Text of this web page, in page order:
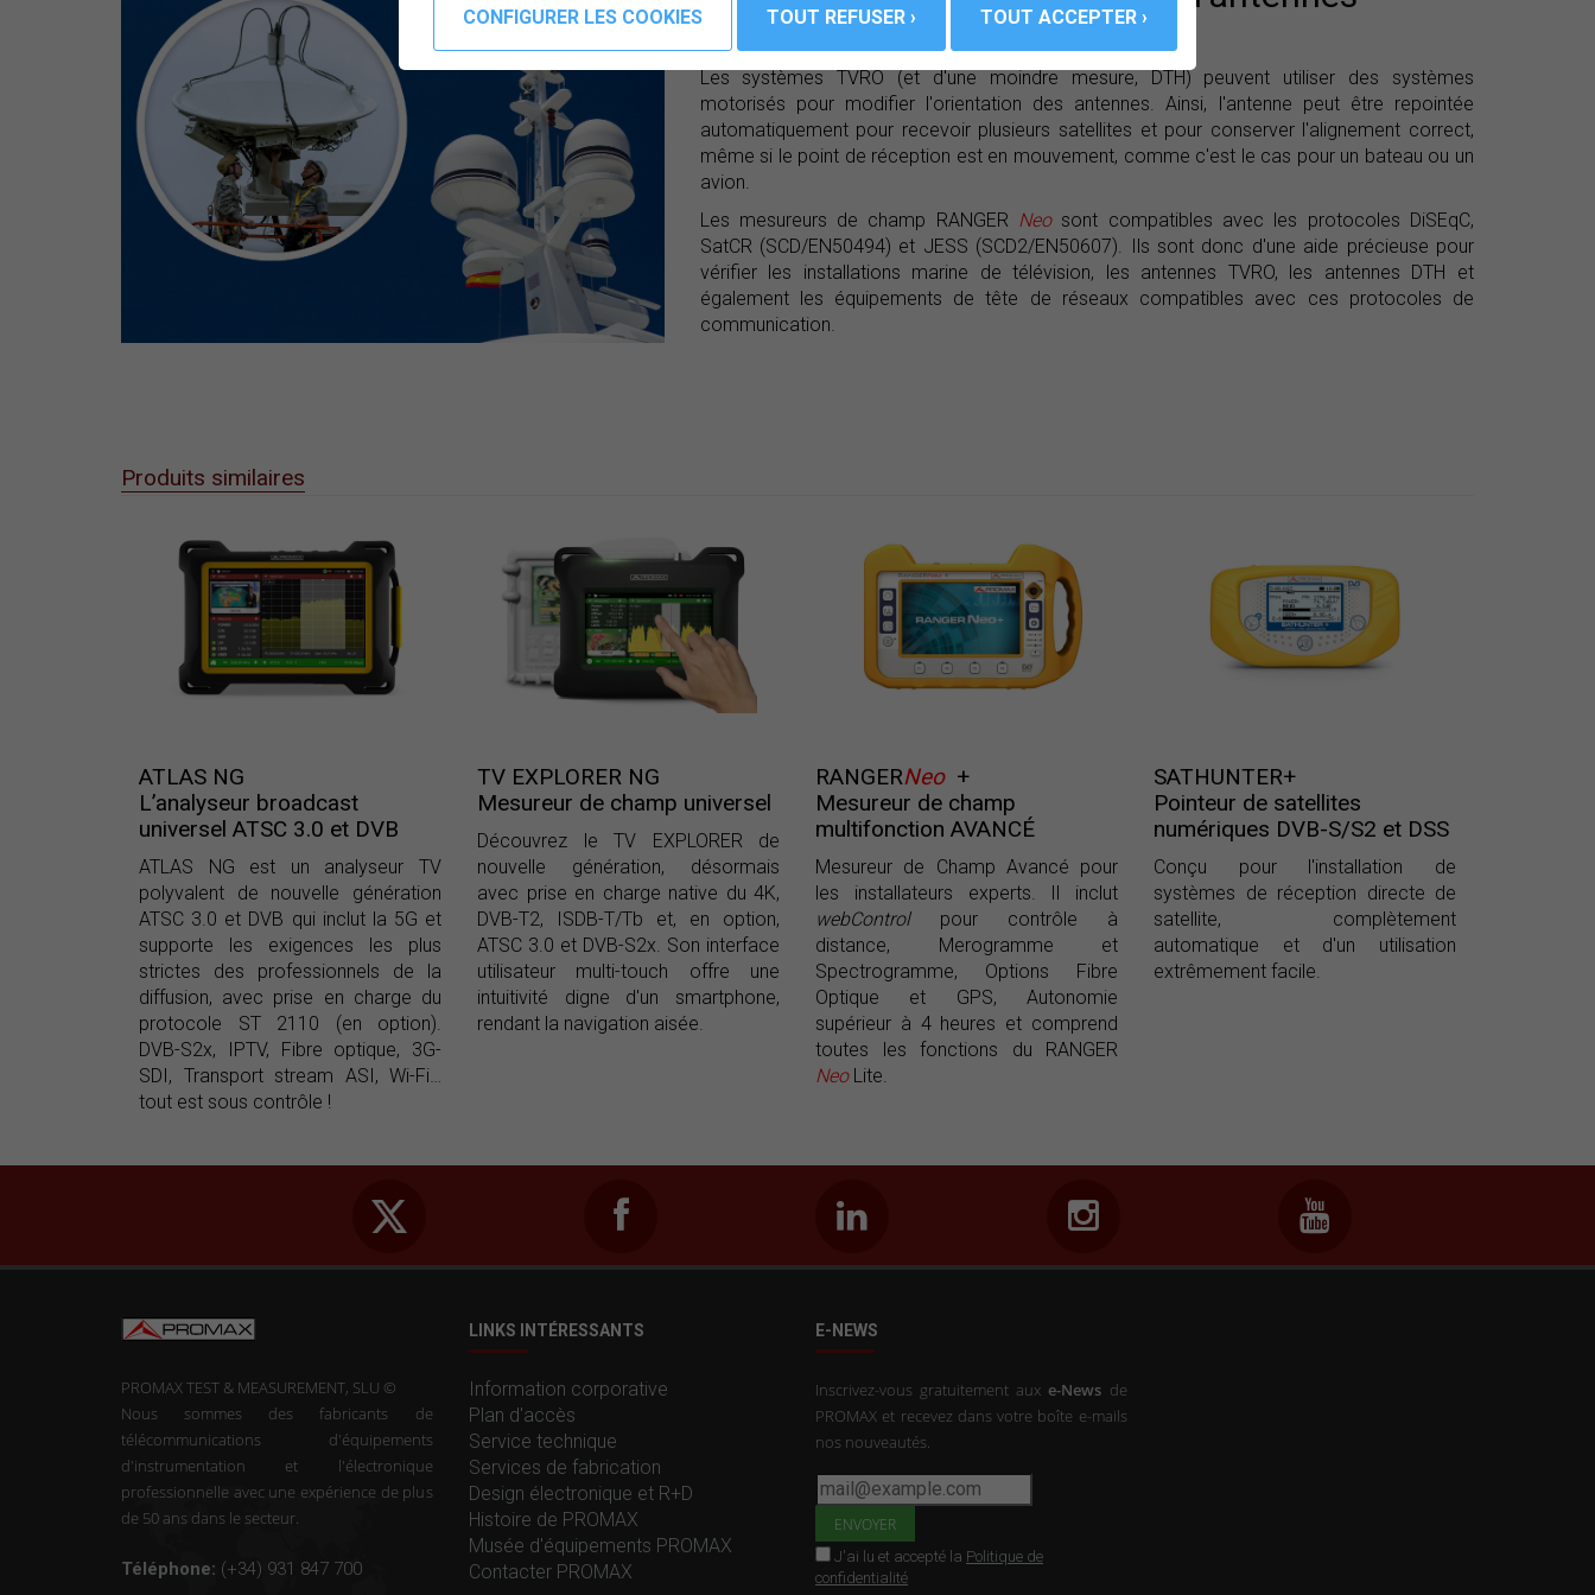
motorisées de marine
Les systèmes TVRO (et d'une moindre mesure, DTH) peuvent utiliser des systèmes
motorisés pour modifier l'orientation des antennes. Ainsi, l'antenne peut être repointée
automatiquement pour recevoir plusieurs satellites et pour conserver l'alignement correct,
même si le point de réception est en mouvement, comme c'est le cas pour un bateau ou un
avion.
Les mesureurs de champ RANGER Neosont compatibles avec les protocoles DiSEqC,
SatCR (SCD/EN50494) et JESS (SCD2/EN50607). Ils sont donc d'une aide précieuse pour
vérifier les installations marine de télévision, les antennes TVRO, les antennes DTH et
également les équipements de tête de réseaux compatibles avec ces protocoles de
communication.
Produits similaires
ATLAS NG
L’analyseur broadcast
universel ATSC 3.0 et DVB
ATLAS NG est un analyseur TV
polyvalent de nouvelle génération
ATSC 3.0 et DVB qui inclut la 5G et
supporte les exigences les plus
strictes des professionnels de la
diffusion, avec prise en charge du
protocole ST 2110 (en option).
DVB-S2x, IPTV, Fibre optique, 3G-
SDI, Transport stream ASI, Wi-Fi…
tout est sous contrôle !
TV EXPLORER NG
Mesureur de champ universel
Découvrez le TV EXPLORER de
nouvelle génération, désormais
avec prise en charge native du 4K,
DVB-T2, ISDB-T/Tb et, en option,
ATSC 3.0 et DVB-S2x. Son interface
utilisateur multi-touch offre une
intuitivité digne d'un smartphone,
rendant la navigation aisée.
RANGERNeo +
Mesureur de champ
multifonction AVANCÉ
Mesureur de Champ Avancé pour
les installateurs experts. Il inclut
webControlpour contrôle à
distance, Merogramme et
Spectrogramme, Options Fibre
Optique et GPS, Autonomie
supérieur à 4 heures et comprend
toutes les fonctions du RANGER
NeoLite.
SATHUNTER+
Pointeur de satellites
numériques DVB-S/S2 et DSS
Conçu pour l'installation de
systèmes de réception directe de
satellite, complètement
automatique et d'un utilisation
extrêmement facile.
PROMAX TEST & MEASUREMENT, SLU ©
Nous sommes des fabricants de
télécommunications d'équipements
d'instrumentation et l'électronique
professionnelle avec une expérience de plus
de 50 ans dans le secteur.
Téléphone: (+34) 931 847 700
LINKS INTÉRESSANTS
Information corporative
Plan d'accès
Service technique
Services de fabrication
Design électronique et R+D
Histoire de PROMAX
Musée d'équipements PROMAX
Contacter PROMAX
E-NEWS
Inscrivez-vous gratuitement aux e-News de
PROMAX et recevez dans votre boîte e-mails
nos nouveautés.
J'ai lu et accepté la Politique de
confidentialité